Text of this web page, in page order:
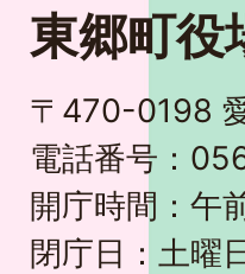
東郷町役
〒470-0198
電話番号：
開庁時間：午
閉庁日：土曜